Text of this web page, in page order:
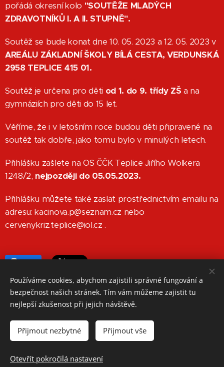
pořádá okresní kolo "SOUTĚŽE MLADÝCH
ZDRAVOTNÍKŮ I. A II. STUPNĚ".
Soutěž se bude konat dne 10. 05. 2023 a 12. 05. 2023 v
AREÁLU ZÁKLADNÍ ŠKOLY BÍLÁ CESTA, VERDUNSKÁ
2958 TEPLICE 415 01.
Soutěž je určena pro děti od 1. do 9. třídy ZŠ a na
gymnáziích pro děti do 15 let.
Věříme, že i v letošním roce budou děti připravené na
soutěž tak dobře, jako tomu bylo v minulých letech.
Přihlášku zašlete na OS ČČK Teplice Jiřího Wolkera
1248/2, nejpozději do 05.05.2023.
Přihlášku můžete také zaslat prostřednictvím emailu na
adresu: kacinova.p@seznam.cz nebo
cervenykriz.teplice@iol.cz .
Share
Oblastní spolek Českého červeného kříže Teplice
Jiřího Wolkera 1248/2, 41501 Teplice
Spravuje: Romana Bradáčová, Barbora Faitová
Používáme cookies, abychom zajistili správné fungování a
bezpečnost našich stránek. Tím vám můžeme zajistit tu
nejlepší zkušenost při jejich návštěvě.
Přijmout nezbytné Přijmout vše
Otevřít pokročilá nastavení